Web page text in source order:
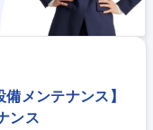
メンテナンス】
ンス